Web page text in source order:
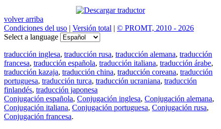
volver arriba
Condiciones del uso | Versión total | © PROMT, 2010 - 2026
Select a language
traducción inglesa, traducción rusa, traducción alemana, traducción
francesa, traducción española, traducción italiana, traducción árabe,
traducción kazaja, traducción china, traducción coreana, traducción
portuguesa, traducción turca, traducción ucraniana, traducción
finlandés, traducción japonesa
Conjugación española, Conjugación inglesa, Conjugación alemana,
Conjugación italiana, Conjugación portuguesa, Conjugación rusa,
Conjugación francesa.